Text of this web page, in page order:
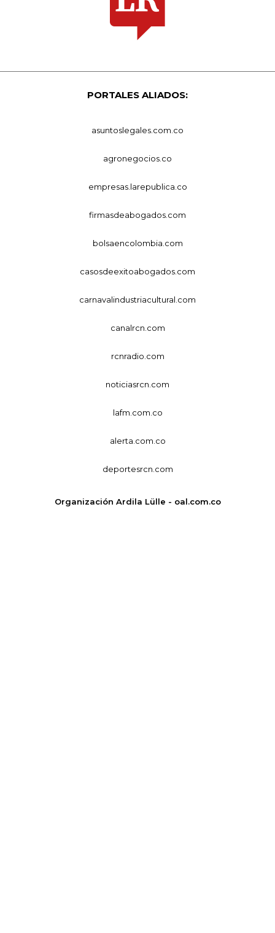
PORTALES ALIADOS:
asuntoslegales.com.co
agronegocios.co
empresas.larepublica.co
firmasdeabogados.com
bolsaencolombia.com
casosdeexitoabogados.com
carnavalindustriacultural.com
canalrcn.com
rcnradio.com
noticiasrcn.com
lafm.com.co
alerta.com.co
deportesrcn.com
Organización Ardila Lülle - oal.com.co